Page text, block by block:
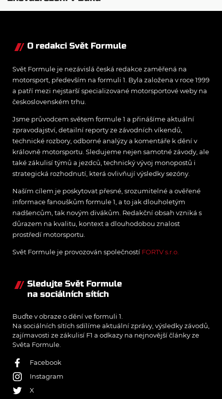
nepovažuje za reálne
O redakci Svět Formule
Svět Formule je nezávislá česká redakce zaměřená na
motorsport, především na formuli 1. Byla založena v roce 1999
a patří mezi nejstarší specializované motorsportové weby na
československém trhu.
Jsme průvodcem světem formule 1 a přinášíme aktuální
zpravodajství, detailní reporty ze závodních víkendů,
technické rozbory, odborné analýzy a komentáře k dění v
královně motorsportu. Sledujeme nejen samotné závody, ale
také zákulisí týmů a jezdců, technický vývoj monopostů i
strategická rozhodnutí, která ovlivňují výsledky sezóny.
Naším cílem je poskytovat přesné, srozumitelné a ověřené
informace fanouškům formule 1, a to jak dlouholetým
nadšencům, tak novým divákům. Redakční obsah vzniká s
důrazem na kvalitu, kontext a dlouhodobou znalost
prostředí motorsportu.
Svět Formule je provozován společností FORTV s.r.o.
Sledujte Svět Formule
na sociálních sítích
Buďte v obraze o dění ve formuli 1.
Na sociálních sítích sdílíme aktuální zprávy, výsledky závodů,
zajímavosti ze zákulisí F1 a odkazy na nejnovější články ze
Světa Formule.
Facebook
Instagram
X